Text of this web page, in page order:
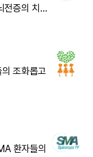
전증의 치료
조화롭고
환자들의